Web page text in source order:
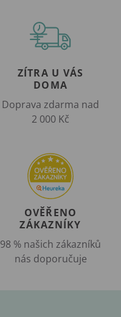
ZÍTRA U VÁS
DOMA
Doprava zdarma nad
2 000 Kč
OVĚŘENO
ZÁKAZNÍKY
98 % našich zákazníků
nás doporučuje